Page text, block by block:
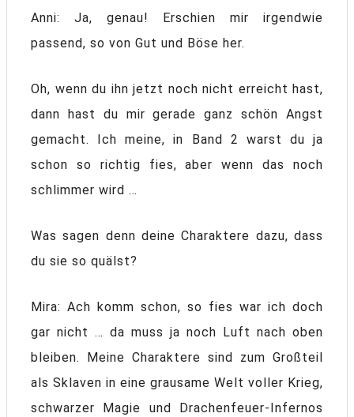
Anni: Ja, genau! Erschien mir irgendwie
passend, so von Gut und Böse her.
Oh, wenn du ihn jetzt noch nicht erreicht hast,
dann hast du mir gerade ganz schön Angst
gemacht. Ich meine, in Band 2 warst du ja
schon so richtig fies, aber wenn das noch
schlimmer wird …
Was sagen denn deine Charaktere dazu, dass
du sie so quälst?
Mira: Ach komm schon, so fies war ich doch
gar nicht … da muss ja noch Luft nach oben
bleiben. Meine Charaktere sind zum Großteil
als Sklaven in eine grausame Welt voller Krieg,
schwarzer Magie und Drachenfeuer-Infernos